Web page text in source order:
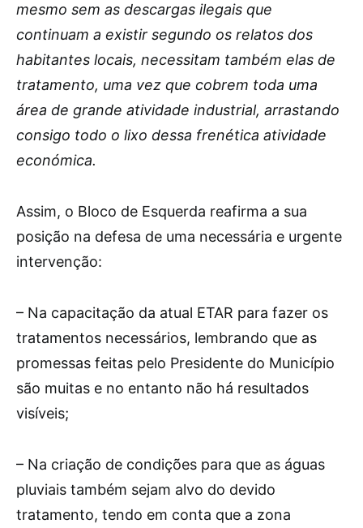
mesmo sem as descargas ilegais que
continuam a existir segundo os relatos dos
habitantes locais, necessitam também elas de
tratamento, uma vez que cobrem toda uma
área de grande atividade industrial, arrastando
consigo todo o lixo dessa frenética atividade
económica.
Assim, o Bloco de Esquerda reafirma a sua
posição na defesa de uma necessária e urgente
intervenção:
– Na capacitação da atual ETAR para fazer os
tratamentos necessários, lembrando que as
promessas feitas pelo Presidente do Município
são muitas e no entanto não há resultados
visíveis;
– Na criação de condições para que as águas
pluviais também sejam alvo do devido
tratamento, tendo em conta que a zona